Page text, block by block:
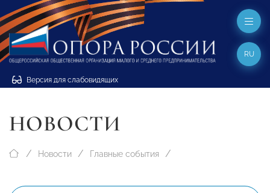
Версия для слабовидящих
RU
НОВОСТИ
Новости Главные события